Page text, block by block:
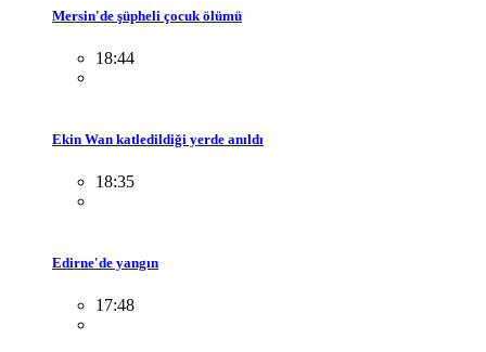
Mersin'de şüpheli çocuk ölümü
18:44
Ekin Wan katledildiği yerde anıldı
18:35
Edirne'de yangın
17:48